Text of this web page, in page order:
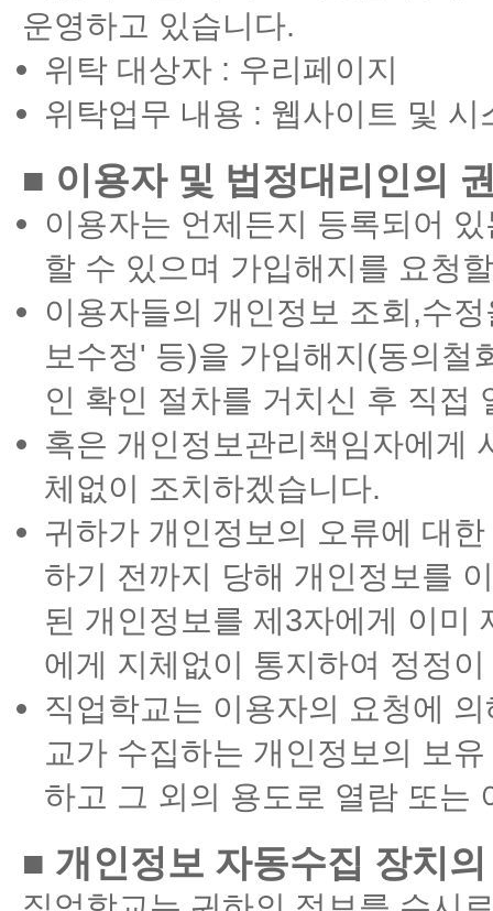
운영하고 있습니다.
위탁 대상자 : 우리페이지
위탁업무 내용 : 웹사이트 및 시
■ 이용자 및 법정대리인의
이용자는 언제든지 등록되어
할 수 있으며 가입해지를 요청
이용자들의 개인정보 조회,수
보수정' 등)을 가입해지(동의철
인 확인 절차를 거치신 후 직접
혹은 개인정보관리책임자에게
체없이 조치하겠습니다.
귀하가 개인정보의 오류에 대
하기 전까지 당해 개인정보를
된 개인정보를 제3자에게 이미
에게 지체없이 통지하여 정정
직업학교는 이용자의 요청에
교가 수집하는 개인정보의 보
하고 그 외의 용도로 열람 또는
■ 개인정보 자동수집 장치